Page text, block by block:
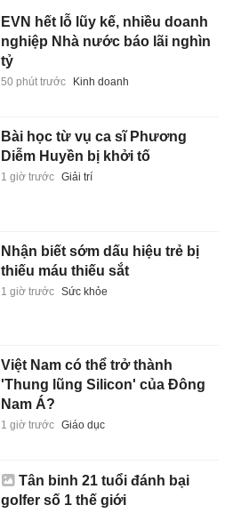
EVN hết lỗ lũy kế, nhiều doanh
nghiệp Nhà nước báo lãi nghìn
tỷ
50 phút trước Kinh doanh
Bài học từ vụ ca sĩ Phương
Diễm Huyền bị khởi tố
1 giờ trước Giải trí
Nhận biết sớm dấu hiệu trẻ bị
thiếu máu thiếu sắt
1 giờ trước Sức khỏe
Việt Nam có thể trở thành
'Thung lũng Silicon' của Đông
Nam Á?
1 giờ trước Giáo dục
Tân binh 21 tuổi đánh bại
golfer số 1 thế giới